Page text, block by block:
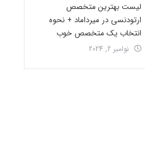
لیست بهترین متخصص
ارتودنسی در میرداماد + نحوه
انتخاب یک متخصص خوب
نوامبر 2, 2024